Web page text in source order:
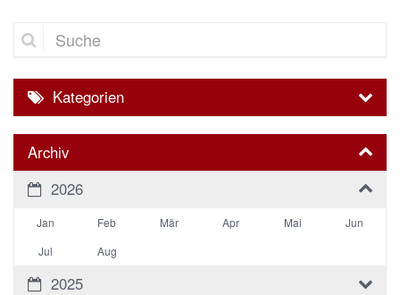
Suche
Kategorien
Archiv
2026
Jan Feb Mär Apr Mai
Jun
Jul
Aug
2025